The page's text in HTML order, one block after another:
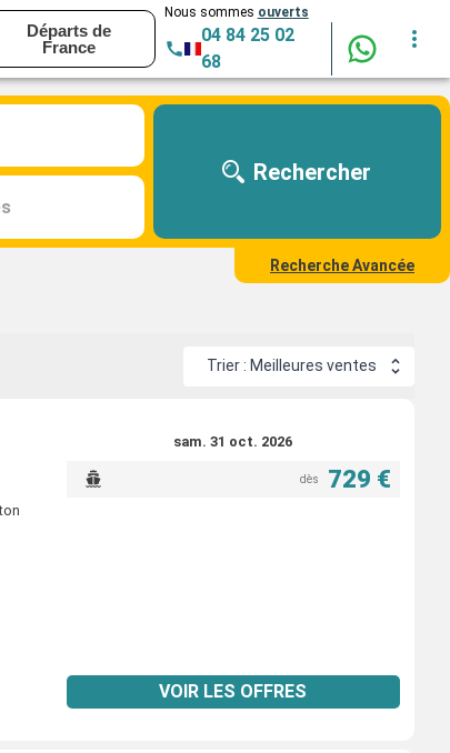
Départs de
France
Nous sommes ouverts
04 84 25 02
68
Rechercher
Recherche Avancée
Trier : Meilleures ventes
sam. 31 oct. 2026
dès 729 €
VOIR LES OFFRES